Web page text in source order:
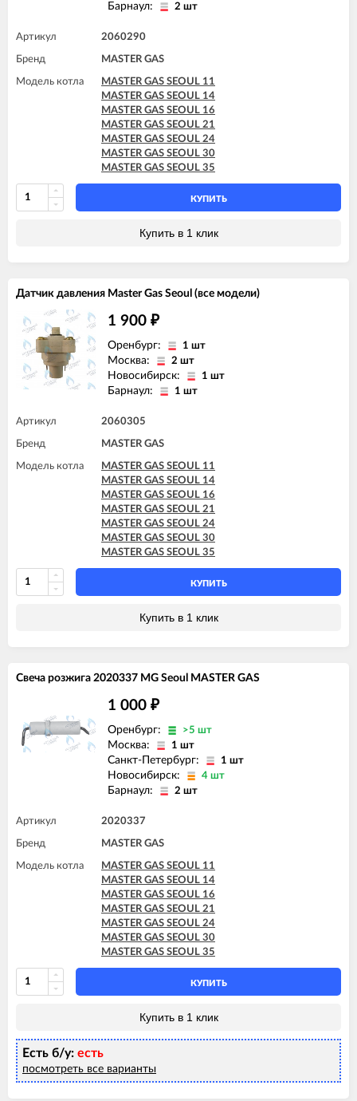
Барнаул: 2 шт
Артикул 2060290
Бренд MASTER GAS
Модель котла
MASTER GAS SEOUL 11
MASTER GAS SEOUL 14
MASTER GAS SEOUL 16
MASTER GAS SEOUL 21
MASTER GAS SEOUL 24
MASTER GAS SEOUL 30
MASTER GAS SEOUL 35
КУПИТЬ
Купить в 1 клик
Датчик давления Master Gas Seoul (все модели)
1 900 ₽
Оренбург: 1 шт
Москва: 2 шт
Новосибирск: 1 шт
Барнаул: 1 шт
Артикул 2060305
Бренд MASTER GAS
Модель котла
MASTER GAS SEOUL 11
MASTER GAS SEOUL 14
MASTER GAS SEOUL 16
MASTER GAS SEOUL 21
MASTER GAS SEOUL 24
MASTER GAS SEOUL 30
MASTER GAS SEOUL 35
КУПИТЬ
Купить в 1 клик
Свеча розжига 2020337 MG Seoul MASTER GAS
1 000 ₽
Оренбург: >5 шт
Москва: 1 шт
Санкт-Петербург: 1 шт
Новосибирск: 4 шт
Барнаул: 2 шт
Артикул 2020337
Бренд MASTER GAS
Модель котла
MASTER GAS SEOUL 11
MASTER GAS SEOUL 14
MASTER GAS SEOUL 16
MASTER GAS SEOUL 21
MASTER GAS SEOUL 24
MASTER GAS SEOUL 30
MASTER GAS SEOUL 35
КУПИТЬ
Купить в 1 клик
Есть б/у: есть
посмотреть все варианты